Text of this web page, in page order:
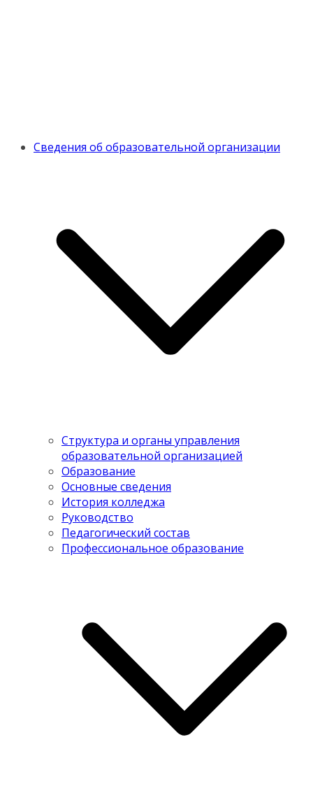
Сведения об образовательной организации
Структура и органы управления
образовательной организацией
Образование
Основные сведения
История колледжа
Руководство
Педагогический состав
Профессиональное образование